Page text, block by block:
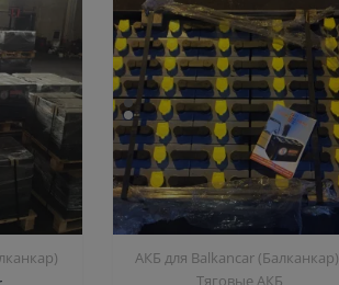
АКБ для Balkanсar (Балканкар)
Тяговые АКБ